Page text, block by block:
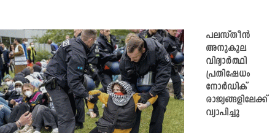
പലസ്തീൻ
അനുകൂല
വിദ്യാർത്ഥി
പ്രതിഷേധം
നോർഡിക്
രാജ്യങ്ങളിലേക്ക്
വ്യാപിച്ചു